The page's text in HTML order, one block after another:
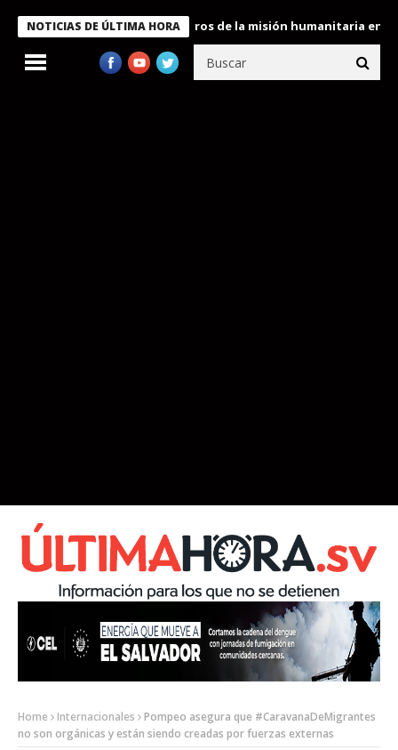
NOTICIAS DE ÚLTIMA HORA
Bukele condecora a miembros de la misión humanitaria enviada
Home Internacionales
Pompeo asegura que #CaravanaDeMigrantes
no son orgánicas y están siendo creadas por fuerzas externas